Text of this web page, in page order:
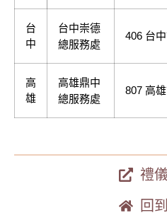
台
中
台中崇德
總服務處
406 台
高
雄
高雄鼎中
總服務處
807 高
禮
回